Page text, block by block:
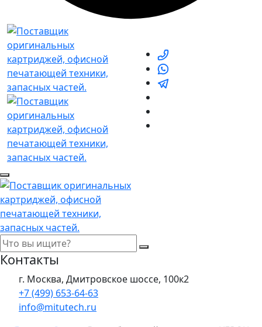
Контакты
г. Москва, Дмитровское шоссе, 100к2
+7 (499) 653-64-63
info@mitutech.ru